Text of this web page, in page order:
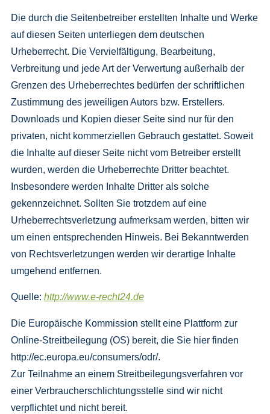
Die durch die Seitenbetreiber erstellten Inhalte und Werke
auf diesen Seiten unterliegen dem deutschen
Urheberrecht. Die Vervielfältigung, Bearbeitung,
Verbreitung und jede Art der Verwertung außerhalb der
Grenzen des Urheberrechtes bedürfen der schriftlichen
Zustimmung des jeweiligen Autors bzw. Erstellers.
Downloads und Kopien dieser Seite sind nur für den
privaten, nicht kommerziellen Gebrauch gestattet. Soweit
die Inhalte auf dieser Seite nicht vom Betreiber erstellt
wurden, werden die Urheberrechte Dritter beachtet.
Insbesondere werden Inhalte Dritter als solche
gekennzeichnet. Sollten Sie trotzdem auf eine
Urheberrechtsverletzung aufmerksam werden, bitten wir
um einen entsprechenden Hinweis. Bei Bekanntwerden
von Rechtsverletzungen werden wir derartige Inhalte
umgehend entfernen.
Quelle: http://www.e-recht24.de
Die Europäische Kommission stellt eine Plattform zur
Online-Streitbeilegung (OS) bereit, die Sie hier finden
http://ec.europa.eu/consumers/odr/.
Zur Teilnahme an einem Streitbeilegungsverfahren vor
einer Verbraucherschlichtungsstelle sind wir nicht
verpflichtet und nicht bereit.